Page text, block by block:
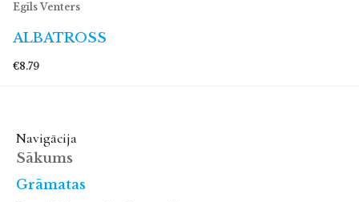
Egīls Venters
ALBATROSS
€8.79
Navigācija
Sākums
Grāmatas